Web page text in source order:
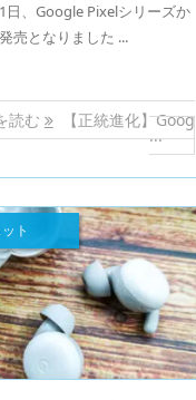
日、Google Pixelシリーズか
売となりました ...
読む 【正統進化】Goog
...
ト